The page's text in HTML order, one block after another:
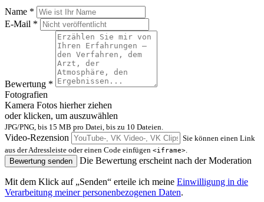
Name *
E-Mail *
Bewertung *
Fotografien
Kamera Fotos hierher ziehen
oder klicken, um auszuwählen
JPG/PNG, bis 15 MB pro Datei, bis zu 10 Dateien.
Video-Rezension
Sie können einen Link
aus der Adressleiste oder einen Code einfügen <iframe>
Bewertung senden
Die Bewertung erscheint nach der Moderation
Mit dem Klick auf „Senden“ erteile ich meine Einwilligung in die
Verarbeitung meiner personenbezogenen Daten.